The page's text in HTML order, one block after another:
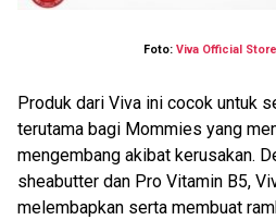
Foto: Viva Official
Produk dari Viva ini cocok untuk
terutama bagi Mommies yang
mengembang akibat kerusakan.
sheabutter dan Pro Vitamin B5,
melembapkan serta membuat